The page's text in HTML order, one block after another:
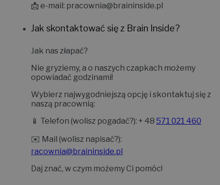
📩 e-mail: pracownia@braininside.pl
Jak skontaktować się z Brain Inside?
Jak nas złapać?
Nie gryziemy, a o naszych czapkach możemy
opowiadać godzinami!
Wybierz najwygodniejszą opcję i skontaktuj się z
naszą pracownią:
📱 Telefon (wolisz pogadać?): + 48 571 021 460
✉️ Mail (wolisz napisać?):
racownia@braininside.pl
Daj znać, w czym możemy Ci pomóc!